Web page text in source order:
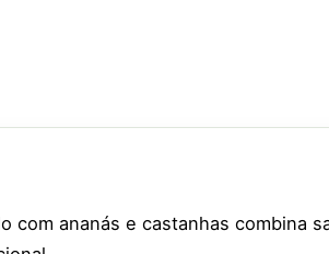
com ananás e castanhas combina